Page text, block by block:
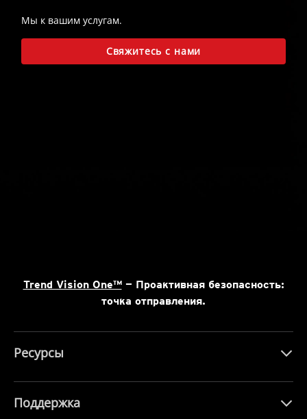
Мы к вашим услугам.
Свяжитесь с нами
Trend Vision One™— Проактивная безопасность:
точка отправления.
Ресурсы
Поддержка